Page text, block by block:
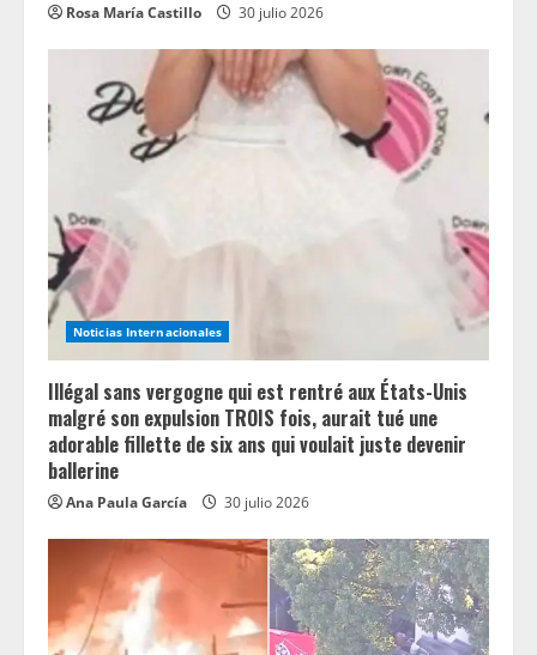
Rosa María Castillo 30 julio 2026
Noticias Internacionales
Illégal sans vergogne qui est rentré aux États-Unis
malgré son expulsion TROIS fois, aurait tué une
adorable fillette de six ans qui voulait juste devenir
ballerine
Ana Paula García 30 julio 2026